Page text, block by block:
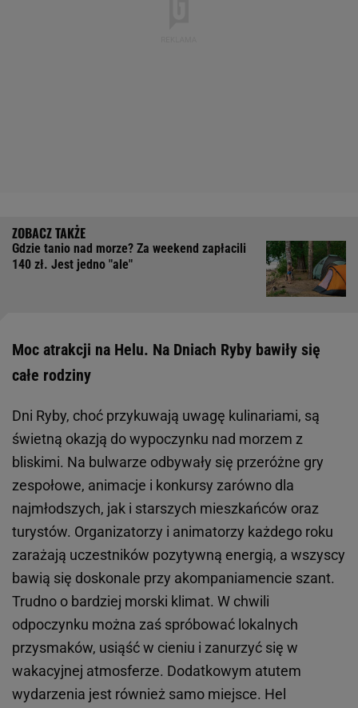
Gdzie tanio nad morze? Za weekend zapłacili
140 zł. Jest jedno "ale"
Moc atrakcji na Helu. Na Dniach Ryby bawiły się
całe rodziny
Dni Ryby, choć przykuwają uwagę kulinariami, są
świetną okazją do wypoczynku nad morzem z
bliskimi. Na bulwarze odbywały się przeróżne gry
zespołowe, animacje i konkursy zarówno dla
najmłodszych, jak i starszych mieszkańców oraz
turystów. Organizatorzy i animatorzy każdego roku
zarażają uczestników pozytywną energią, a wszyscy
bawią się doskonale przy akompaniamencie szant.
Trudno o bardziej morski klimat. W chwili
odpoczynku można zaś spróbować lokalnych
przysmaków, usiąść w cieniu i zanurzyć się w
wakacyjnej atmosferze. Dodatkowym atutem
wydarzenia jest również samo miejsce. Hel